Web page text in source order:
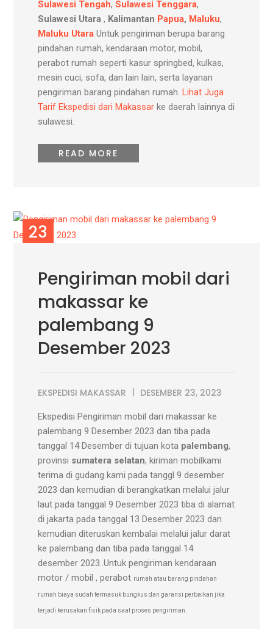
Sulawesi Tengah,Sulawesi Tenggara,
Sulawesi Utara , Kalimantan Papua, Maluku,
Maluku Utara Untuk pengiriman berupa barang
pindahan rumah, kendaraan motor, mobil,
perabot rumah seperti kasur springbed, kulkas,
mesin cuci, sofa, dan lain lain, serta layanan
pengiriman barang pindahan rumah.Lihat Juga
Tarif Ekspedisi dari Makassar ke daerah lainnya di
sulawesi.
READ MORE
23
Pengiriman mobil dari
makassar ke
palembang 9
Desember 2023
EKSPEDISI MAKASSAR DESEMBER 23, 2023
Ekspedisi Pengiriman mobil dari makassar ke
palembang 9 Desember 2023 dan tiba pada
tanggal 14 Desember di tujuan kota palembang,
provinsi sumatera selatan, kiriman mobilkami
terima di gudang kami pada tanggl 9 desember
2023 dan kemudian di berangkatkan melalui jalur
laut pada tanggal 9 Desember 2023 tiba di alamat
di jakarta pada tanggal 13 Desember 2023 dan
kemudian diteruskan kembalai melalui jalur darat
ke palembang dan tiba pada tanggal 14
desember 2023..Untuk pengiriman kendaraan
motor / mobil , perabot rumah atau barang pindahan
rumah biaya sudah termasuk bungkus dan garansi perbaikan jika
terjadi kerusakan fisik pada saat proses pengiriman.